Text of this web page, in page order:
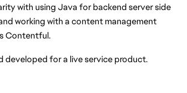
with using Java for backend server side
working with a content management
Contentful.
developed for a live service product.